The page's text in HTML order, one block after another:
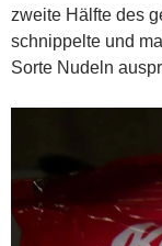
zweite Hälfte des
schnippelte und
Sorte Nudeln